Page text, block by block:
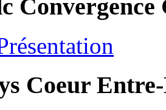
Convergence
Coeur